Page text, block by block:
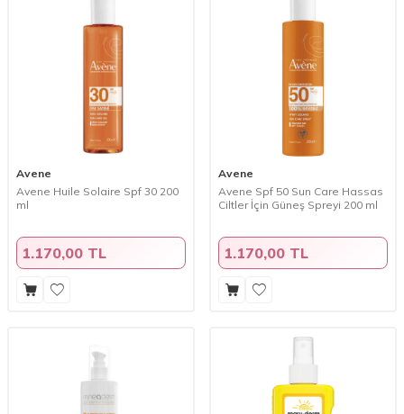
Avene
Avene Huile Solaire Spf 30 200
ml
1.170,00 TL
Avene
Avene Spf 50 Sun Care Hassas
Ciltler İçin Güneş Spreyi 200 ml
1.170,00 TL